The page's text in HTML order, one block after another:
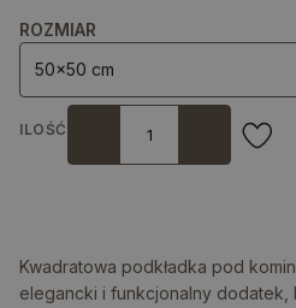
ROZMIAR
50x50 cm
ILOŚĆ
Kwadratowa podkładka pod
elegancki i funkcjonalny dodatek,